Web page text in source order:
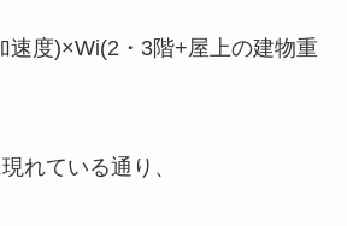
速度)×Wi(2・3階+屋上の建物重
れている通り、